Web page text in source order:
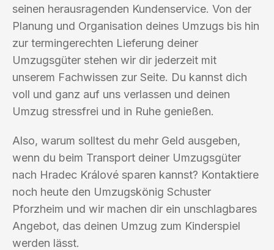
seinen herausragenden Kundenservice. Von der
Planung und Organisation deines Umzugs bis hin
zur termingerechten Lieferung deiner
Umzugsgüter stehen wir dir jederzeit mit
unserem Fachwissen zur Seite. Du kannst dich
voll und ganz auf uns verlassen und deinen
Umzug stressfrei und in Ruhe genießen.
Also, warum solltest du mehr Geld ausgeben,
wenn du beim Transport deiner Umzugsgüter
nach Hradec Králové sparen kannst? Kontaktiere
noch heute den Umzugskönig Schuster
Pforzheim und wir machen dir ein unschlagbares
Angebot, das deinen Umzug zum Kinderspiel
werden lässt.